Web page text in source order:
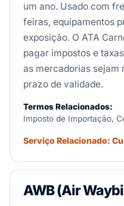
um ano. Usado com
feiras, equipamentos
exposição. O ATA
pagar impostos e
as mercadorias sejam
prazo de validade.
Termos Relacionados:
Imposto de Importação,
Serviço Relacionado:
AWB (Air